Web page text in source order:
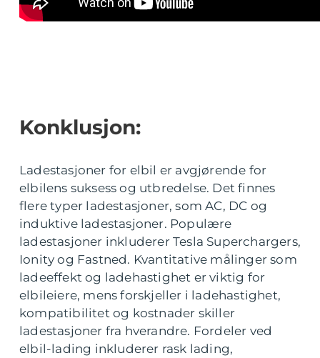
Konklusjon:
Ladestasjoner for elbil er avgjørende for
elbilens suksess og utbredelse. Det finnes
flere typer ladestasjoner, som AC, DC og
induktive ladestasjoner. Populære
ladestasjoner inkluderer Tesla Superchargers,
Ionity og Fastned. Kvantitative målinger som
ladeeffekt og ladehastighet er viktig for
elbileiere, mens forskjeller i ladehastighet,
kompatibilitet og kostnader skiller
ladestasjoner fra hverandre. Fordeler ved
elbil-lading inkluderer rask lading,